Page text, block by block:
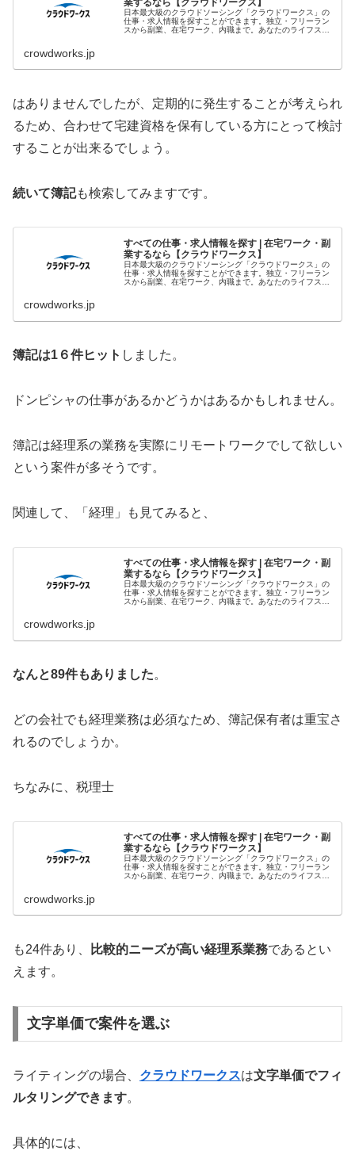
業するなら【クラウドワークス】
日本最大級のクラウドソーシング「クラウドワークス」の
仕事・求人情報を探すことができます。独立・フリーラン
スから副業、在宅ワーク、内職まで。あなたのライフスタ
crowdworks.jp
はありませんでしたが、定期的に発生することが考えられ
るため、合わせて宅建資格を保有している方にとって検討
することが出来るでしょう。
続いて簿記も検索してみますです。
すべての仕事・求人情報を探す | 在宅ワーク・副
業するなら【クラウドワークス】
日本最大級のクラウドソーシング「クラウドワークス」の
仕事・求人情報を探すことができます。独立・フリーラン
スから副業、在宅ワーク、内職まで。あなたのライフスタ
crowdworks.jp
簿記は1６件ヒット しました。
ドンピシャの仕事があるかどうかはあるかもしれません。
簿記は経理系の業務を実際にリモートワークでして欲しい
という案件が多そうです。
関連して、「経理」も見てみると、
すべての仕事・求人情報を探す | 在宅ワーク・副
業するなら【クラウドワークス】
日本最大級のクラウドソーシング「クラウドワークス」の
仕事・求人情報を探すことができます。独立・フリーラン
スから副業、在宅ワーク、内職まで。あなたのライフスタ
crowdworks.jp
なんと89件もありました。
どの会社でも経理業務は必須なため、簿記保有者は重宝さ
れるのでしょうか。
ちなみに、税理士
すべての仕事・求人情報を探す | 在宅ワーク・副
業するなら【クラウドワークス】
日本最大級のクラウドソーシング「クラウドワークス」の
仕事・求人情報を探すことができます。独立・フリーラン
スから副業、在宅ワーク、内職まで。あなたのライフスタ
crowdworks.jp
も24件あり、 比較的ニーズが高い経理系業務であるとい
えます。
文字単価で案件を選ぶ
ライティングの場合、 クラウドワークスは文字単価でフィ
ルタリングできます。
具体的には、